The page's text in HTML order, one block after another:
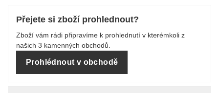
Přejete si zboží prohlednout?
Zboží vám rádi připravíme k prohlednutí v kterémkoli z
našich 3 kamenných obchodů.
Prohlédnout v obchodě